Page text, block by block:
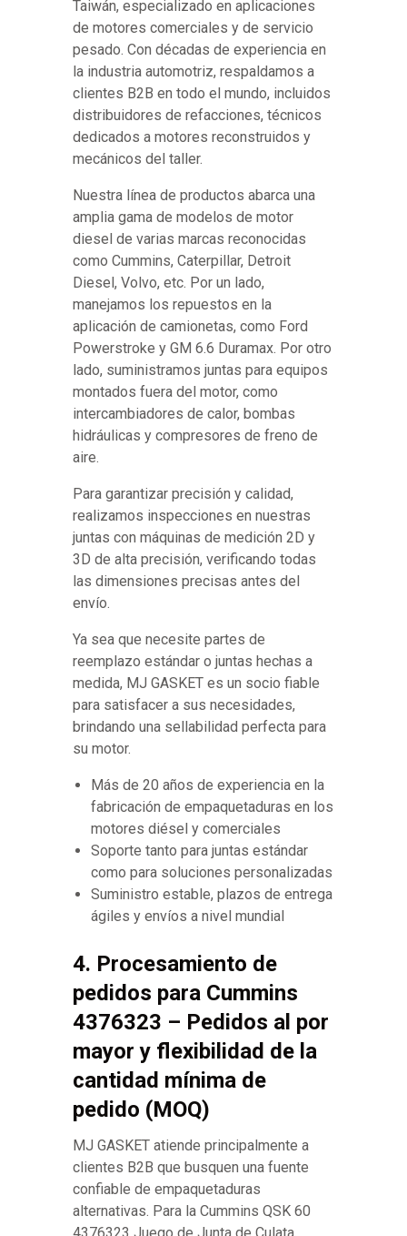
Taiwán, especializado en aplicaciones
de motores comerciales y de servicio
pesado. Con décadas de experiencia en
la industria automotriz, respaldamos a
clientes B2B en todo el mundo, incluidos
distribuidores de refacciones, técnicos
dedicados a motores reconstruidos y
mecánicos del taller.
Nuestra línea de productos abarca una
amplia gama de modelos de motor
diesel de varias marcas reconocidas
como Cummins, Caterpillar, Detroit
Diesel, Volvo, etc. Por un lado,
manejamos los repuestos en la
aplicación de camionetas, como Ford
Powerstroke y GM 6.6 Duramax. Por otro
lado, suministramos juntas para equipos
montados fuera del motor, como
intercambiadores de calor, bombas
hidráulicas y compresores de freno de
aire.
Para garantizar precisión y calidad,
realizamos inspecciones en nuestras
juntas con máquinas de medición 2D y
3D de alta precisión, verificando todas
las dimensiones precisas antes del
envío.
Ya sea que necesite partes de
reemplazo estándar o juntas hechas a
medida, MJ GASKET es un socio fiable
para satisfacer a sus necesidades,
brindando una sellabilidad perfecta para
su motor.
Más de 20 años de experiencia en la
fabricación de empaquetaduras en los
motores diésel y comerciales
Soporte tanto para juntas estándar
como para soluciones personalizadas
Suministro estable, plazos de entrega
ágiles y envíos a nivel mundial
4. Procesamiento de
pedidos para Cummins
4376323 – Pedidos al por
mayor y flexibilidad de la
cantidad mínima de
pedido (MOQ)
MJ GASKET atiende principalmente a
clientes B2B que busquen una fuente
confiable de empaquetaduras
alternativas. Para la Cummins QSK 60